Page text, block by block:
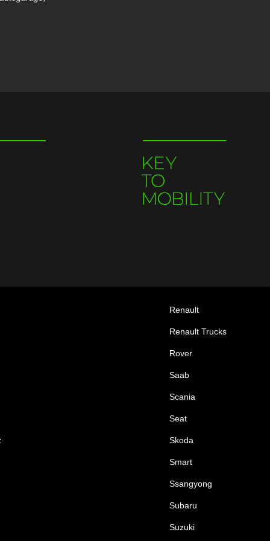
Renault
Renault Trucks
Rover
Saab
Scania
Seat
Skoda
Smart
Ssangyong
Subaru
Suzuki